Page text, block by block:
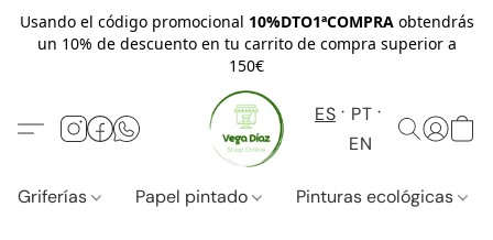
Usando el código promocional 10%DTO1ªCOMPRAobtendrás
un 10% de descuento en tu carrito de compra superior a
150€
ES
PT
EN
Griferías Papel pintado Pinturas ecológicas